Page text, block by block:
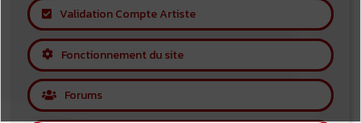
Validation Compte Artiste
Fonctionnement du site
Forums